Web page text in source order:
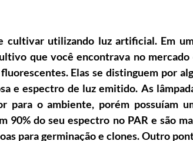
cultivar utilizando luz artificial. Em
que você encontrava no mercado
Elas se distinguem por
e espectro de luz emitido. As
para o ambiente, porém possuíam
90% do seu espectro no PAR e são
para germinação e clones. Outro